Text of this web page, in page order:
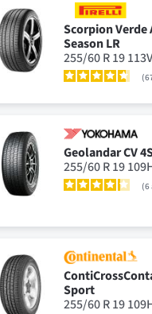
Scorpion Verde
Season LR
255/60 R 19
Geolandar CV
255/60 R 19
6
Sport
255/60 R 19